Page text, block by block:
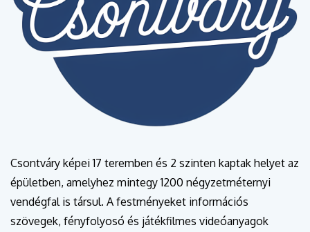
Csontváry képei 17 teremben és 2 szinten kaptak helyet az
épületben, amelyhez mintegy 1200 négyzetméternyi
vendégfal is társul. A festményeket információs
szövegek, fényfolyosó és játékfilmes videóanyagok